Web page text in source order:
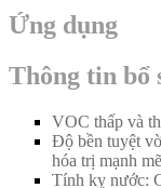
Ứng dụng
Thông tin bổ
VOC thấp và
Độ bền tuyệt
hóa trị mạnh
Tính kỵ nước: